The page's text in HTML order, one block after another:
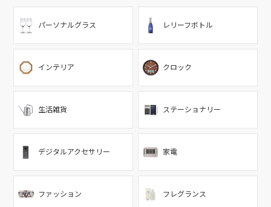
パーソナルグラス レリーフボトル
インテリア クロック
生活雑貨 ステーショナリー
デジタルアクセサリー 家電
ファッション フレグランス